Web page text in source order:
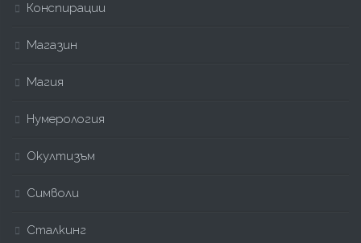
Конспирации
Магазин
Магия
Нумерология
Окултизъм
Символи
Сталкинг